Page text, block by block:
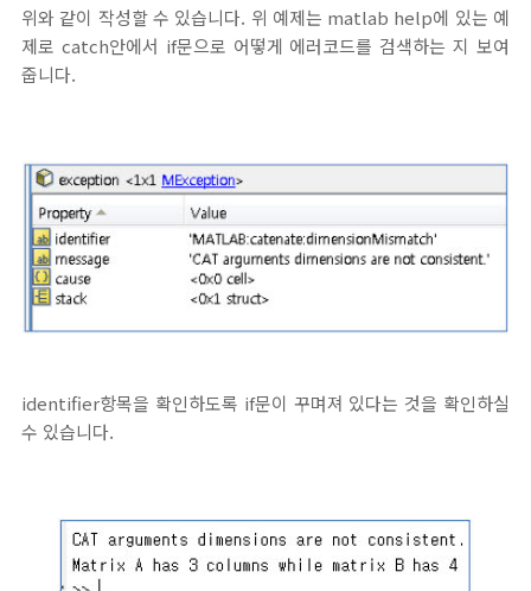
위와 같이 작성할 수 있습니다. 위 예제는 matlab help에 있는 예
제로 catch안에서 if문으로 어떻게 에러코드를 검색하는 지 보여
줍니다.
identifier항목을 확인하도록 if문이 꾸며져 있다는 것을 확인하실
수 있습니다.